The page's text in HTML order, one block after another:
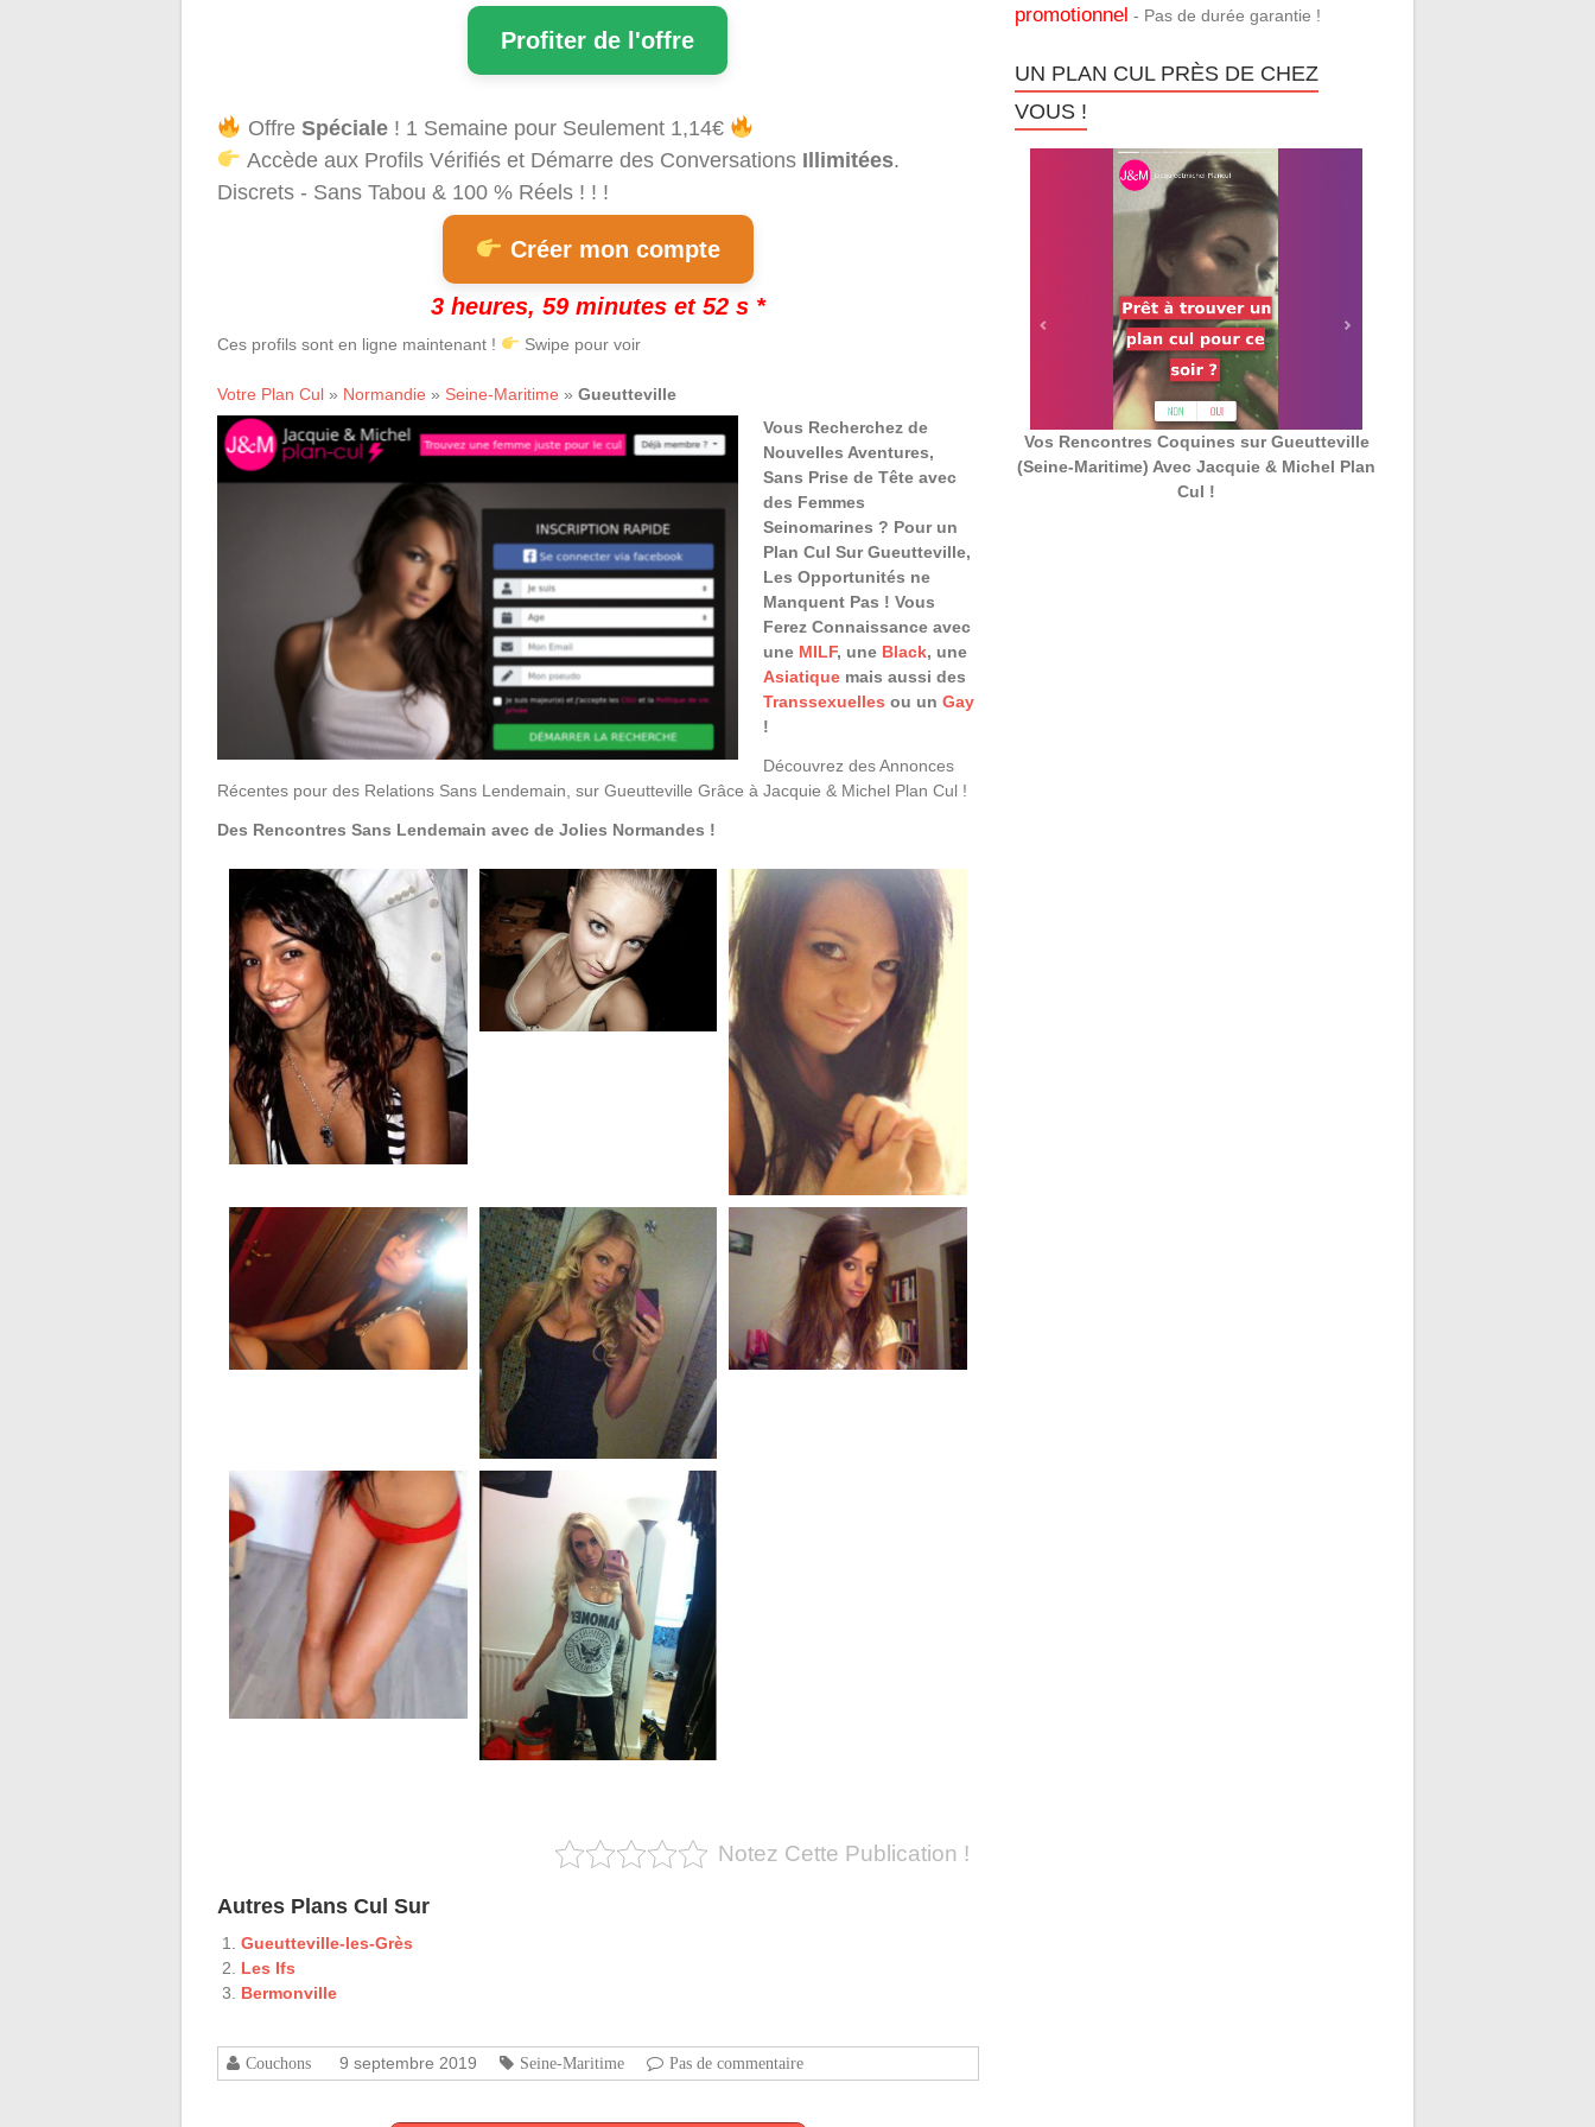
Profiter de l'offre
Offre Spéciale! 1 Semaine pour Seulement 1,14€
Accède aux Profils Vérifiés et Démarre des Conversations Illimitées.
Discrets - Sans Tabou & 100 % Réels ! ! !
Créer mon compte
3 heures, 59 minutes et 52 s *
Ces profils sont en ligne maintenant ! Swipe pour voir
Votre Plan Cul » Normandie » Seine-Maritime » Gueutteville
Vous Recherchez de
Nouvelles Aventures,
Sans Prise de Tête avec
des Femmes
Seinomarines ? Pour un
Plan Cul Sur Gueutteville,
Les Opportunités ne
Manquent Pas ! Vous
Ferez Connaissance avec
une MILF, une Black, une
Asiatique mais aussi des
Transsexuelles ou un Gay
!
Découvrez des Annonces
Récentes pour des Relations Sans Lendemain, sur Gueutteville Grâce à Jacquie & Michel Plan Cul !
Des Rencontres Sans Lendemain avec de Jolies Normandes !
Notez Cette Publication !
Autres Plans Cul Sur
Gueutteville-les-Grès
Les Ifs
Bermonville
Couchons 9 septembre 2019 Seine-Maritime Pas de commentaire
promotionnel - Pas de durée garantie !
UN PLAN CUL PRÈS DE CHEZ
VOUS !
Vos Rencontres Coquines sur Gueutteville
(Seine-Maritime) Avec Jacquie & Michel Plan
Cul !